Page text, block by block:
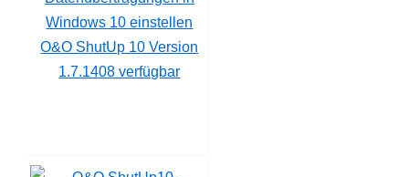
O&O ShutUp 10 Version
1.7.1408 verfügbar